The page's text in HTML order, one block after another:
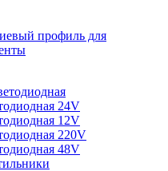
профиль для
24V
12V
220V
48V